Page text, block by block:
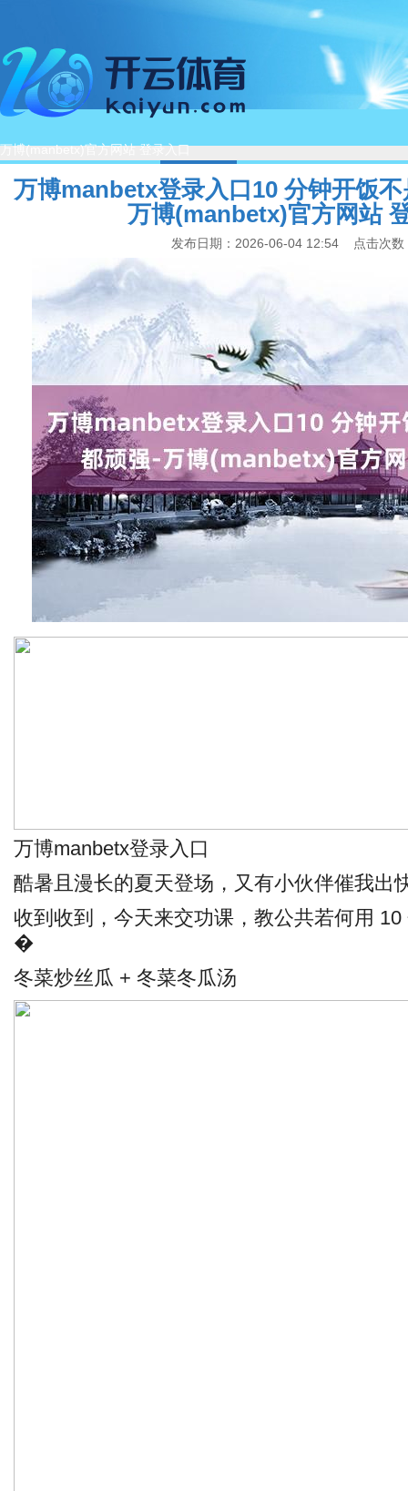
万博(manbetx)官方网站 登录入口
首页 关于我们 新闻中心 工程案例 荣誉资
万博manbetx登录入口10 分钟开饭
万博(manbetx)官方网站
发布日期：2026-06-04 12:54 点击次数
万博manbetx登录入口
酷暑且漫长的夏天登场，又有小伙伴催我出
收到收到，今天来交功课，教公共若何用
�
冬菜炒丝瓜 + 冬菜冬瓜汤